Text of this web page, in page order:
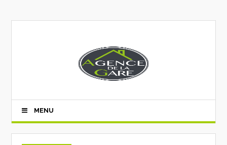
MENU